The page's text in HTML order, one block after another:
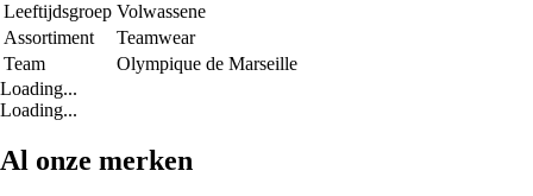
Leeftijdsgroep Volwassene
Assortiment
Teamwear
Team
Olympique de Marseille
Loading...
Loading...
Al onze merken